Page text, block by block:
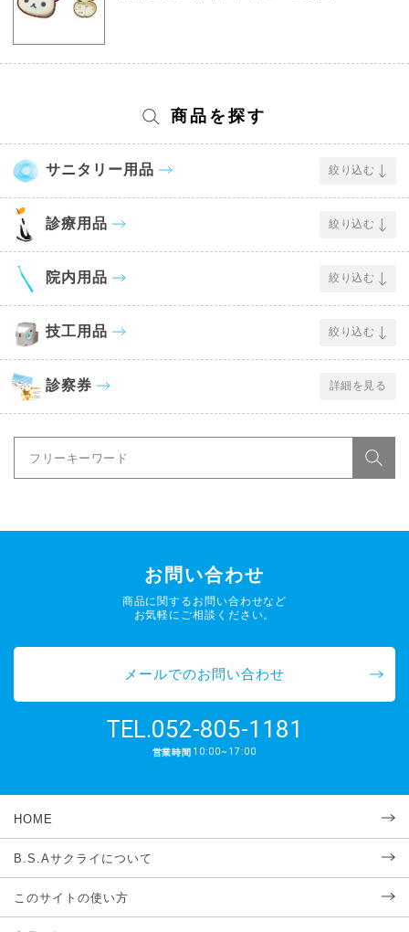
商品を探す
サニタリー用品 絞り込む
診療用品 絞り込む
院内用品 絞り込む
技工用品 絞り込む
診察券 詳細を見る
お問い合わせ
商品に関するお問い合わせなど
お気軽にご相談ください。
メールでのお問い合わせ
TEL.052-805-1181
営業時間 10:00~17:00
HOME
B.S.Aサクライについて
このサイトの使い方